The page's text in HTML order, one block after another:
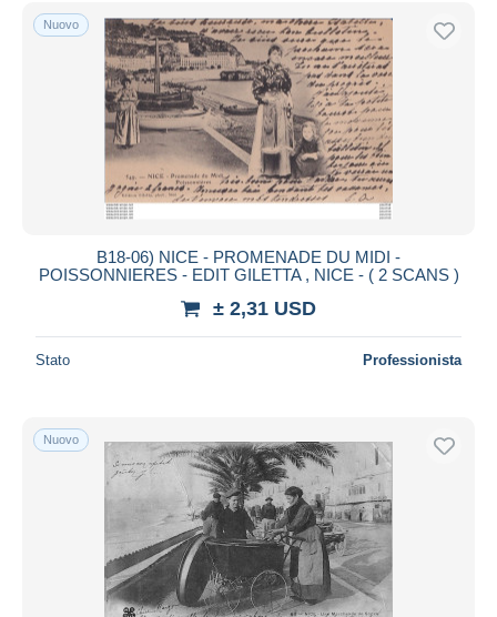
Spedizione gratuita
Metodi di pagamento
PayPal
Bonifico bancario
Visa
Mastercard
Bancontact
Maestro
Residenza del venditore
Aggiorna
Nuovo
B18-06) NICE - PROMENADE DU MIDI -
POISSONNIERES - EDIT GILETTA , NICE - ( 2 SCANS )
± 2,31 USD
Stato Professionista
Nuovo